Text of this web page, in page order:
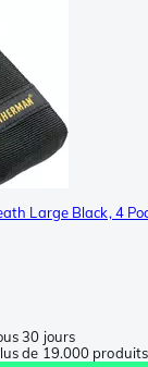
Large Black, 4
30 jours
de 19.000 produits